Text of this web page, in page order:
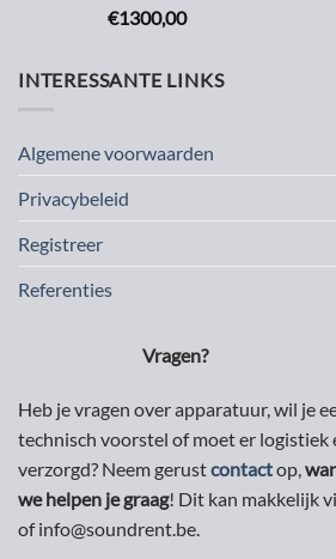
€1300,00
INTERESSANTE LINKS
Algemene voorwaarden
Privacybeleid
Registreer
Referenties
Vragen?
Heb je vragen over apparatuur, wil je
technisch voorstel of moet er logistiek
verzorgd? Neem gerustcontactop,
we helpen je graag! Dit kan makkelijk
of info@soundrent.be.